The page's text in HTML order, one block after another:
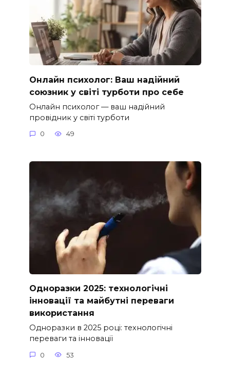
Онлайн психолог: Ваш надійний
союзник у світі турботи про себе
Онлайн психолог — ваш надійний
провідник у світі турботи
0 49
Одноразки 2025: технологічні
інновації та майбутні переваги
використання
Одноразки в 2025 році: технологічні
переваги та інновації
0 53